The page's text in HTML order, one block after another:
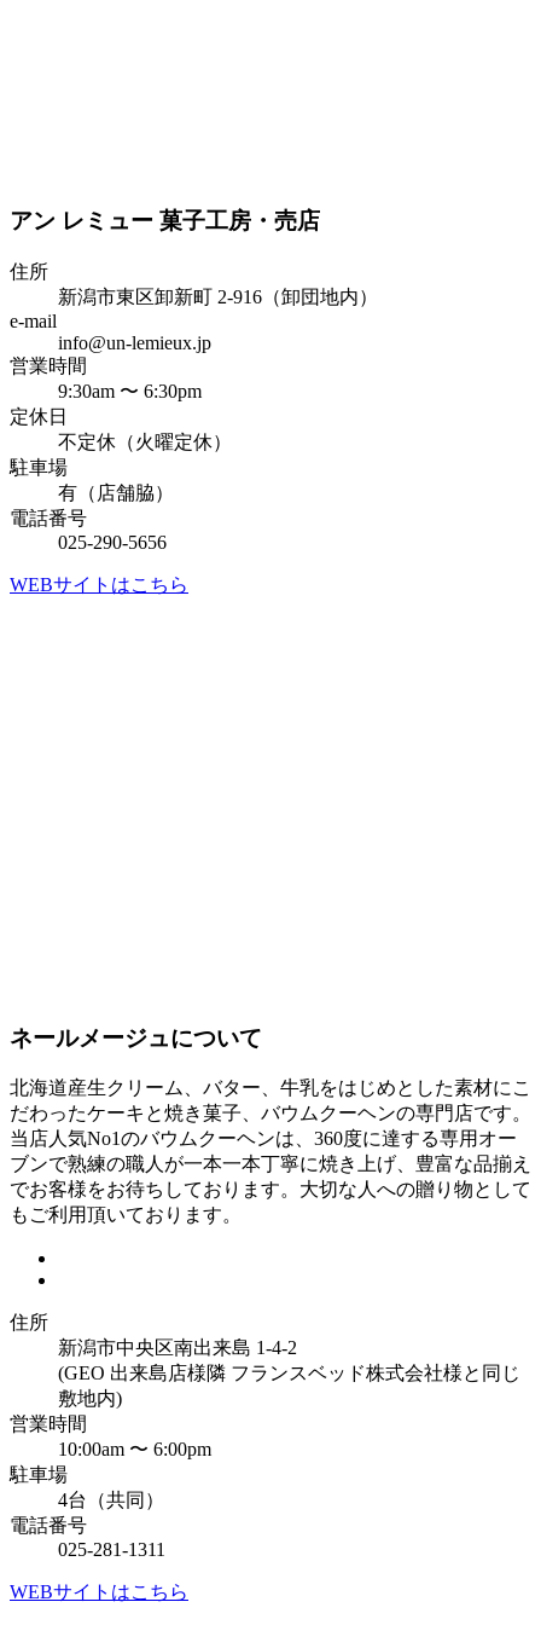
アン レミュー 菓子工房・売店
住所
新潟市東区卸新町 2-916（卸団地内）
e-mail
info@un-lemieux.jp
営業時間
9:30am 〜 6:30pm
定休日
不定休（火曜定休）
駐車場
有（店舗脇）
電話番号
025-290-5656
WEBサイトはこちら
ネールメージュについて
北海道産生クリーム、バター、牛乳をはじめとした素材にこ
だわったケーキと焼き菓子、バウムクーヘンの専門店です。
当店人気No1のバウムクーヘンは、360度に達する専用オー
ブンで熟練の職人が一本一本丁寧に焼き上げ、豊富な品揃え
でお客様をお待ちしております。大切な人への贈り物として
もご利用頂いております。
住所
新潟市中央区南出来島 1-4-2
(GEO 出来島店様隣 フランスベッド株式会社様と同じ
敷地内)
営業時間
10:00am 〜 6:00pm
駐車場
4台（共同）
電話番号
025-281-1311
WEBサイトはこちら